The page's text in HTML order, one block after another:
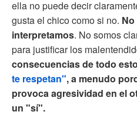
ella no puede decir
gusta el chico como si no.
interpretamos. No somos
para justificar los
consecuencias de todo
te respetan", a menudo
provoca agresividad en el
un "sí".